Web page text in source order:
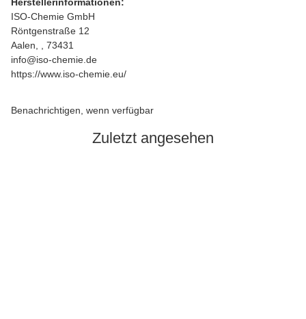
ISO-Chemie GmbH
Röntgenstraße 12
Aalen, , 73431
info@iso-chemie.de
https://www.iso-chemie.eu/
Benachrichtigen, wenn verfügbar
Zuletzt angesehen